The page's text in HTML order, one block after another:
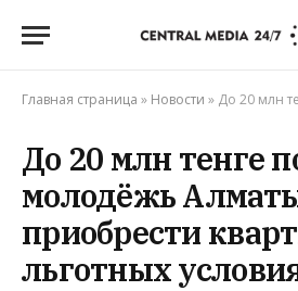
Главная страница » Новости » До 20 млн тенге под 5%:
До 20 млн тенге
молодёжь
приобрести
льготных